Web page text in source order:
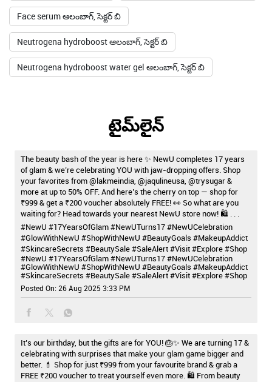
Face serum ఆలంబాగ్, సెక్టర్ బి
Neutrogena hydroboost ఆలంబాగ్, సెక్టర్ బి
Neutrogena hydroboost water gel ఆలంబాగ్, సెక్టర్ బి
టైమ్‌లైన్
The beauty bash of the year is here ✨ NewU completes 17 years
of glam & we’re celebrating YOU with jaw-dropping offers. Shop
your favorites from @lakmeindia, @jaqulineusa, @trysugar &
more at up to 50% OFF. And here’s the cherry on top — shop for
₹999 & get a ₹200 voucher absolutely FREE! 👀 So what are you
waiting for? Head towards your nearest NewU store now! 🛍️ . . .
#NewU #17YearsOfGlam #NewUTurns17 #NewUCelebration
#GlowWithNewU #ShopWithNewU #BeautyGoals #MakeupAddict
#SkincareSecrets #BeautySale #SaleAlert #Visit #Explore #Shop
#NewU #17YearsOfGlam#NewUTurns17#NewUCelebration
#GlowWithNewU #ShopWithNewU #BeautyGoals #MakeupAddict
#SkincareSecrets #BeautySale#SaleAlert#Visit#Explore#Shop
Posted On: 26 Aug 2025 3:33 PM
It’s our birthday, but the gifts are for YOU! 🎂✨ We are turning 17 &
celebrating with surprises that make your glam game bigger and
better. 💄 Shop for just ₹999 from your favourite brand & grab a
FREE ₹200 voucher to treat yourself even more. 🛍️ From beauty